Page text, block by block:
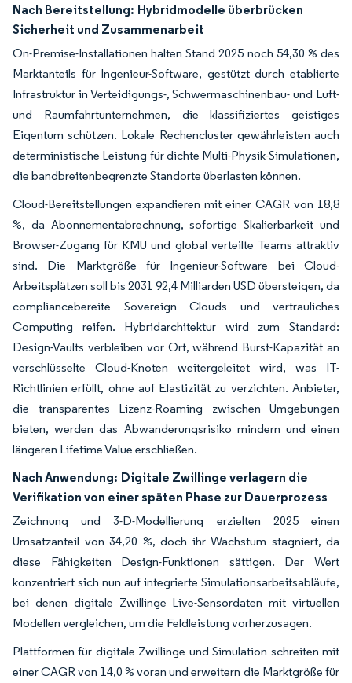
Nach Bereitstellung: Hybridmodelle überbrücken
Sicherheit und Zusammenarbeit
On-Premise-Installationen halten Stand 2025 noch 54,30 % des
Marktanteils für Ingenieur-Software, gestützt durch etablierte
Infrastruktur in Verteidigungs-, Schwermaschinenbau- und Luft-
und Raumfahrtunternehmen, die klassifiziertes geistiges
Eigentum schützen. Lokale Rechencluster gewährleisten auch
deterministische Leistung für dichte Multi-Physik-Simulationen,
die bandbreitenbegrenzte Standorte überlasten können.
Cloud-Bereitstellungen expandieren mit einer CAGR von 18,8
%, da Abonnementabrechnung, sofortige Skalierbarkeit und
Browser-Zugang für KMU und global verteilte Teams attraktiv
sind. Die Marktgröße für Ingenieur-Software bei Cloud-
Arbeitsplätzen soll bis 2031 92,4 Milliarden USD übersteigen, da
compliancebereite Sovereign Clouds und vertrauliches
Computing reifen. Hybridarchitektur wird zum Standard:
Design-Vaults verbleiben vor Ort, während Burst-Kapazität an
verschlüsselte Cloud-Knoten weitergeleitet wird, was IT-
Richtlinien erfüllt, ohne auf Elastizität zu verzichten. Anbieter,
die transparentes Lizenz-Roaming zwischen Umgebungen
bieten, werden das Abwanderungsrisiko mindern und einen
längeren Lifetime Value erschließen.
Nach Anwendung: Digitale Zwillinge verlagern die
Verifikation von einer späten Phase zur Dauerprozess
Zeichnung und 3-D-Modellierung erzielten 2025 einen
Umsatzanteil von 34,20 %, doch ihr Wachstum stagniert, da
diese Fähigkeiten Design-Funktionen sättigen. Der Wert
konzentriert sich nun auf integrierte Simulationsarbeitsabläufe,
bei denen digitale Zwillinge Live-Sensordaten mit virtuellen
Modellen vergleichen, um die Feldleistung vorherzusagen.
Plattformen für digitale Zwillinge und Simulation schreiten mit
einer CAGR von 14,0 % voran und erweitern die Marktgröße für